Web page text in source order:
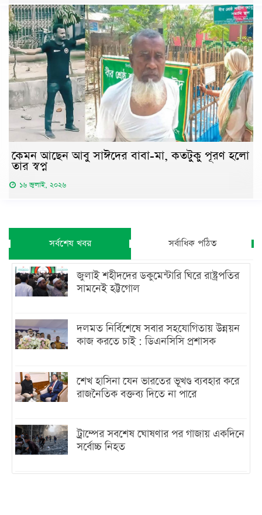
কেমন আছেন আবু সাঈদের বাবা-মা, কতটুকু পূরণ হলো
তার স্বপ্ন
১৬ জুলাই, ২০২৬
সর্বশেষ খবর সর্বাধিক পঠিত
জুলাই শহীদদের ডকুমেন্টারি ঘিরে রাষ্ট্রপতির
সামনেই হট্টগোল
দলমত নির্বিশেষে সবার সহযোগিতায় উন্নয়ন
কাজ করতে চাই : ডিএনসিসি প্রশাসক
শেখ হাসিনা যেন ভারতের ভূখণ্ড ব্যবহার করে
রাজনৈতিক বক্তব্য দিতে না পারে
ট্রাম্পের সবশেষ ঘোষণার পর গাজায় একদিনে
সর্বোচ্চ নিহত